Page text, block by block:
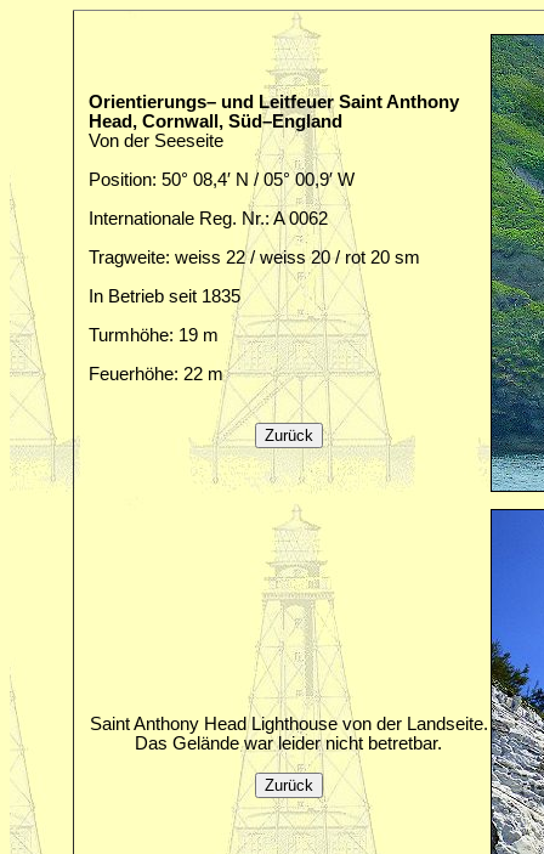
Orientierungs– und Leitfeuer Saint Anthony
Head, Cornwall, Süd–England
Von der Seeseite
Position: 50° 08,4′ N / 05° 00,9′ W
Internationale Reg. Nr.: A 0062
Tragweite: weiss 22 / weiss 20 / rot 20 sm
In Betrieb seit 1835
Turmhöhe: 19 m
Feuerhöhe: 22 m
Saint Anthony Head Lighthouse von der Landseite.
Das Gelände war leider nicht betretbar.